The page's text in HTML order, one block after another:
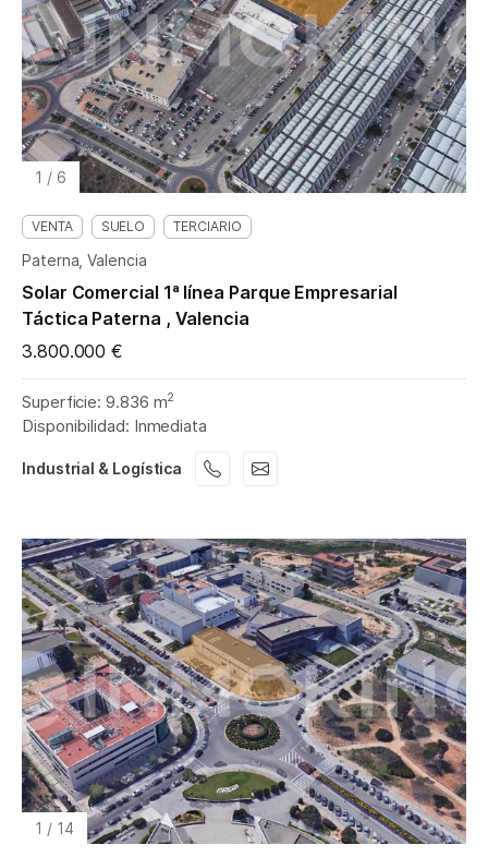
1 / 6
VENTA SUELO TERCIARIO
Paterna, Valencia
Solar Comercial 1ª línea Parque Empresarial
Táctica Paterna , Valencia
3.800.000 €
Superficie: 9.836 m2
Disponibilidad: Inmediata
Industrial & Logística
1 / 14